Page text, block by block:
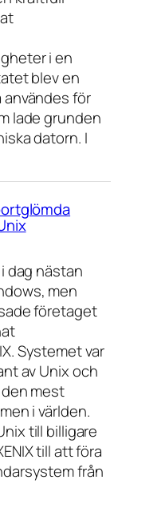
i en
blev en
användes för
lade grunden
datorn. I
dag nästan
men
företaget
Systemet var
av Unix och
mest
i världen.
till billigare
till att föra
från